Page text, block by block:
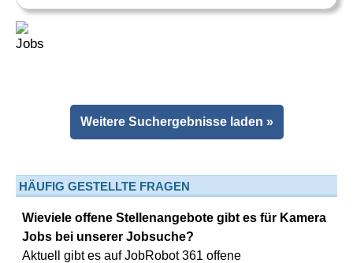
Weitere Suchergebnisse laden »
HÄUFIG GESTELLTE FRAGEN
Wieviele offene Stellenangebote gibt es für Kamera
Jobs bei unserer Jobsuche?
Aktuell gibt es auf JobRobot 361 offene